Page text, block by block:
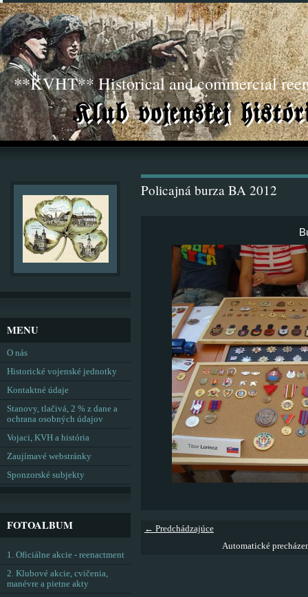
**KVHT** Historical and commercial
Policajná burza BA 2012
← Predchádzajúce
Automatické
MENU
O nás
Historické vojenské jednotky
Kontaktné údaje
Stanovy, tlačivá, 2 % z dane a
ochrana osobných údajov
Vojaci, KVH a história
Zaujímavé webstránky
Sponzorské subjekty
FOTOALBUM
1. Oficiálne akcie - reenactment
2. Klubové akcie, cvičenia,
manévre a pietne akty